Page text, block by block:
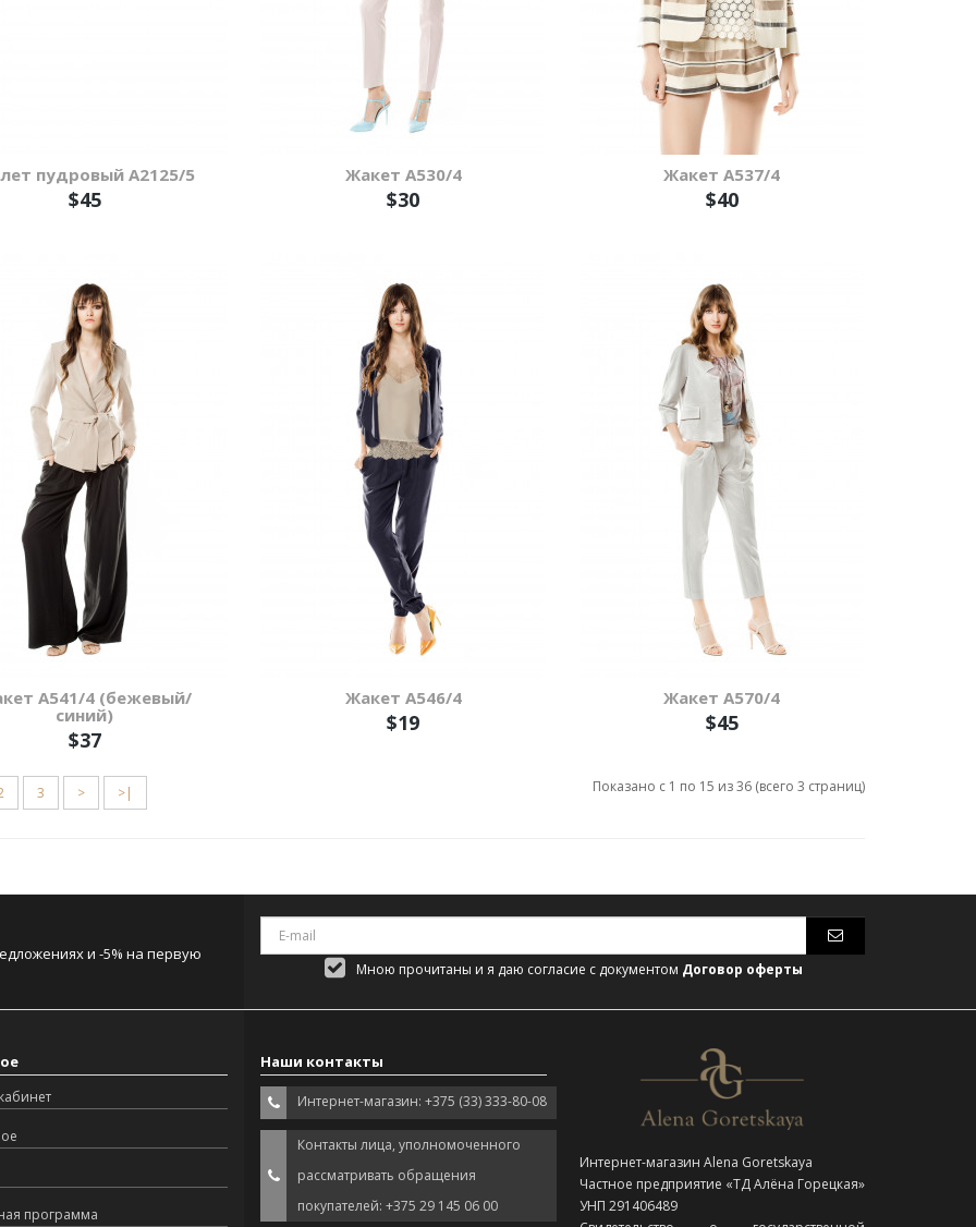
пудровый А2125/5
$45
Жакет А530/4
$30
Жакет А537/4
$40
А541/4 (бежевый/
синий)
$37
Жакет А546/4
$19
Жакет А570/4
$45
3 > >| Показано с 1 по 15 из 36 (всего 3 страниц)
и -5% на первую
Мною прочитаны и я даю согласие с документом Договор оферты
программа
Наши контакты
Интернет-магазин: +375 (33) 333-80-08
Контакты лица, уполномоченного
рассматривать обращения
покупателей: +375 29 145 06 00
Интернет-магазин Alena Goretskaya
Частное предприятие «ТД Алёна Горецкая»
УНП 291406489